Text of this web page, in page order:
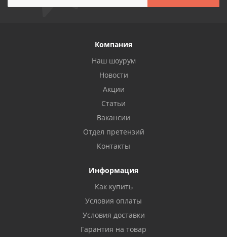
Компания
Наш шоурум
Новости
Акции
Статьи
Вакансии
Отдел претензий
Контакты
Информация
Как купить
Условия оплаты
Условия доставки
Гарантия на товар